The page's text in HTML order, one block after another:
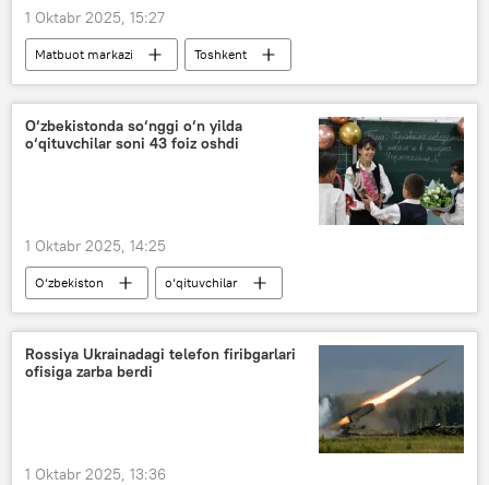
1 Oktabr 2025, 15:27
Matbuot markazi
Toshkent
Ostona
Matbuot markazi video
O‘zbekistonda so‘nggi o‘n yilda
o‘qituvchilar soni 43 foiz oshdi
1 Oktabr 2025, 14:25
O‘zbekiston
o‘qituvchilar
bayram
kasb bayram
Milliy statistika qo‘mitasi
Rossiya Ukrainadagi telefon firibgarlari
ofisiga zarba berdi
1 Oktabr 2025, 13:36